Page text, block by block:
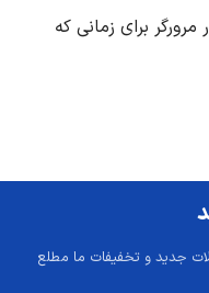
برای زمانی که
جدید و تخفیفات ما مطلع